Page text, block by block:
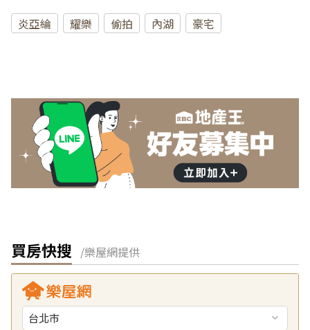
炎亞綸 耀樂 偷拍 內湖 豪宅
買房快搜 /樂屋網提供